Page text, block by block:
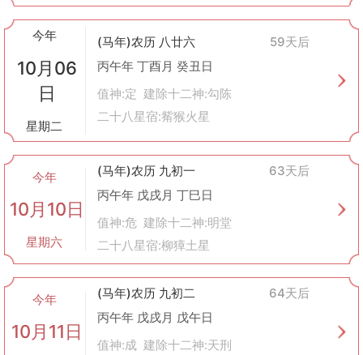
今年
10月06
日
星期二
(马年)农历 八廿六
59天后
丙午年 丁酉月 癸丑日
值神:定 建除十二神:勾陈
二十八星宿:觜猴火星
今年
10月10日
星期六
(马年)农历 九初一
63天后
丙午年 戊戌月 丁巳日
值神:危 建除十二神:明堂
二十八星宿:柳獐土星
今年
10月11日
(马年)农历 九初二
64天后
丙午年 戊戌月 戊午日
值神:成 建除十二神:天刑